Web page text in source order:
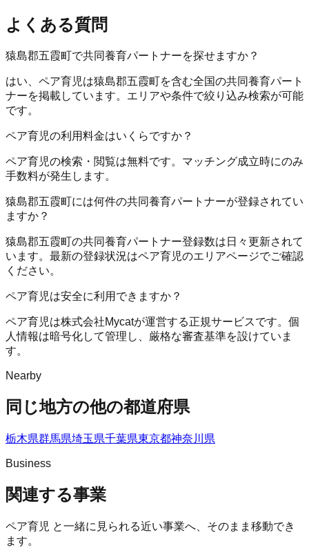
よくある質問
猿島郡五霞町で共同養育パートナーを探せますか？
はい、ペア育児は猿島郡五霞町を含む全国の共同養育パート
ナーを掲載しています。エリアや条件で絞り込み検索が可能
です。
ペア育児の利用料金はいくらですか？
ペア育児の検索・閲覧は無料です。マッチング成立時にのみ
手数料が発生します。
猿島郡五霞町には何件の共同養育パートナーが登録されてい
ますか？
猿島郡五霞町の共同養育パートナー登録数は日々更新されて
います。最新の登録状況はペア育児のエリアページでご確認
ください。
ペア育児は安全に利用できますか？
ペア育児は株式会社Mycatが運営する正規サービスです。個
人情報は暗号化して管理し、厳格な審査基準を設けていま
す。
Nearby
同じ地方の他の都道府県
栃木県群馬県埼玉県千葉県東京都神奈川県
Business
関連する事業
ペア育児 と一緒に見られる近い事業へ、そのまま移動でき
ます。